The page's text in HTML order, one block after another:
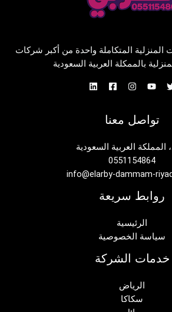
المنزلية المتكاملة واحدة من أكبر شركات
بالممكلة العربية السعودية
تواصل معنا
المملكة العربية السعودية
0551154864
info@elarby-dammam-
روابط سريعة
الرئيسية
سياسة الخصوصية
خدمات الشركة
الرياض
سكاكا